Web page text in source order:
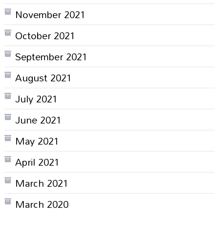
November 2021
October 2021
September 2021
August 2021
July 2021
June 2021
May 2021
April 2021
March 2021
March 2020